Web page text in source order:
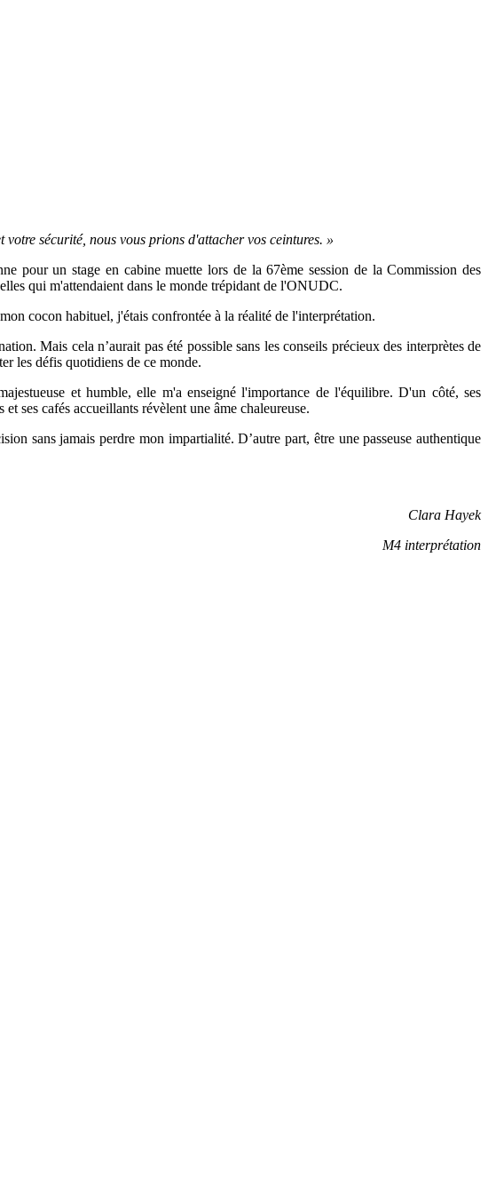
sécurité, nous vous prions d'attacher vos ceintures. »
pour un stage en cabine muette lors de la 67ème session de la Commission des
qui m'attendaient dans le monde trépidant de l'ONUDC.
cocon habituel, j'étais confrontée à la réalité de l'interprétation.
Mais cela n’aurait pas été possible sans les conseils précieux des interprètes de
les défis quotidiens de ce monde.
et humble, elle m'a enseigné l'importance de l'équilibre. D'un côté, ses
ses cafés accueillants révèlent une âme chaleureuse.
sans jamais perdre mon impartialité. D’autre part, être une passeuse authentique
Clara Hayek
M4 interprétation